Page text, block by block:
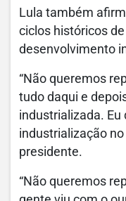
Lula também
ciclos históricos
desenvolvimento
“Não queremos
tudo daqui e
industrializada. Eu
industrialização
presidente.
“Não queremos